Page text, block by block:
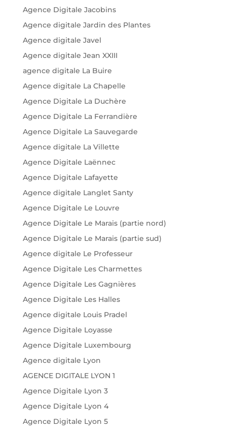
Agence Digitale Jacobins
Agence digitale Jardin des Plantes
Agence digitale Javel
Agence digitale Jean XXIII
agence digitale La Buire
Agence digitale La Chapelle
Agence Digitale La Duchère
Agence Digitale La Ferrandière
Agence Digitale La Sauvegarde
Agence digitale La Villette
Agence Digitale Laënnec
Agence Digitale Lafayette
Agence digitale Langlet Santy
Agence Digitale Le Louvre
Agence Digitale Le Marais (partie nord)
Agence Digitale Le Marais (partie sud)
Agence digitale Le Professeur
Agence Digitale Les Charmettes
Agence Digitale Les Gagnières
Agence Digitale Les Halles
Agence digitale Louis Pradel
Agence Digitale Loyasse
Agence Digitale Luxembourg
Agence digitale Lyon
AGENCE DIGITALE LYON 1
Agence Digitale Lyon 3
Agence Digitale Lyon 4
Agence Digitale Lyon 5